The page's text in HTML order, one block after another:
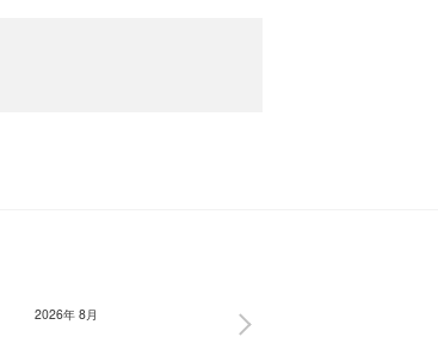
2026年 8月